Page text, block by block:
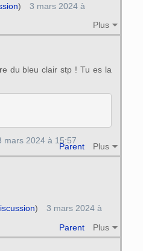
Plus
)
3 mars 2024 à
du bleu clair stp ! Tu es la
Parent Plus
mars 2024 à 15:57
Parent Plus
)
3 mars 2024 à